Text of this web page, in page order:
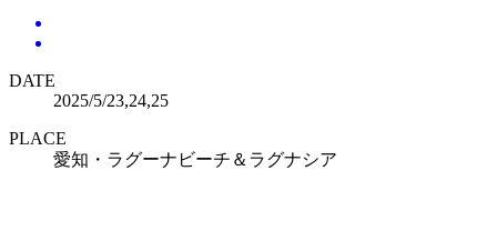
DATE
2025/5/23,24,25
PLACE
愛知・ラグーナビーチ＆ラグナシア